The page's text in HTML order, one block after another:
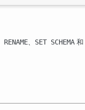
RENAME、 SET SCHEMA 和